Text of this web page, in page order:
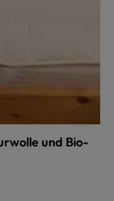
und Bio-